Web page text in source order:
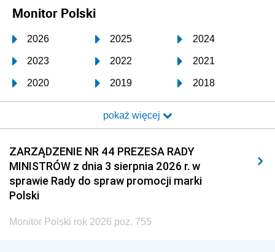
Monitor Polski
2026 2025 2024
2023 2022 2021
2020 2019 2018
2017 2016 2015
2014 2013 2012
2011 2010 2009
2008 2007 2006
2005
pokaż więcej
ZARZĄDZENIE NR 44 PREZESA RADY
MINISTRÓW z dnia 3 sierpnia 2026 r. w
sprawie Rady do spraw promocji marki
Polski
Monitor Polski rok 2026 poz. 755